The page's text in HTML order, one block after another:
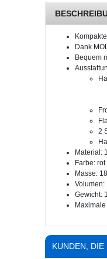
Dank
Bequem
2
Material:
Farbe:
Masse:
Volumen:
Gewicht:
KUNDEN, DIE